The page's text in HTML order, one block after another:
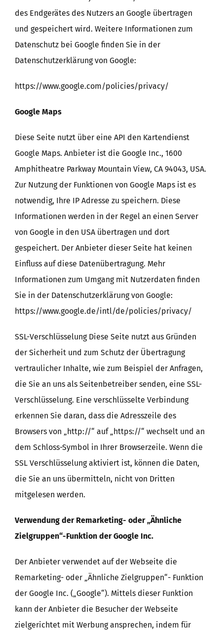
des Endgerätes des Nutzers an Google übertragen
und gespeichert wird. Weitere Informationen zum
Datenschutz bei Google finden Sie in der
Datenschutzerklärung von Google:
https://www.google.com/policies/privacy/
Google Maps
Diese Seite nutzt über eine API den Kartendienst
Google Maps. Anbieter ist die Google Inc., 1600
Amphitheatre Parkway Mountain View, CA 94043, USA.
Zur Nutzung der Funktionen von Google Maps ist es
notwendig, Ihre IP Adresse zu speichern. Diese
Informationen werden in der Regel an einen Server
von Google in den USA übertragen und dort
gespeichert. Der Anbieter dieser Seite hat keinen
Einfluss auf diese Datenübertragung. Mehr
Informationen zum Umgang mit Nutzerdaten finden
Sie in der Datenschutzerklärung von Google:
https://www.google.de/intl/de/policies/privacy/
SSL-Verschlüsselung Diese Seite nutzt aus Gründen
der Sicherheit und zum Schutz der Übertragung
vertraulicher Inhalte, wie zum Beispiel der Anfragen,
die Sie an uns als Seitenbetreiber senden, eine SSL-
Verschlüsselung. Eine verschlüsselte Verbindung
erkennen Sie daran, dass die Adresszeile des
Browsers von „http://“ auf „https://“ wechselt und an
dem Schloss-Symbol in Ihrer Browserzeile. Wenn die
SSL Verschlüsselung aktiviert ist, können die Daten,
die Sie an uns übermitteln, nicht von Dritten
mitgelesen werden.
Verwendung der Remarketing- oder „Ähnliche
Zielgruppen“-Funktion der Google Inc.
Der Anbieter verwendet auf der Webseite die
Remarketing- oder „Ähnliche Zielgruppen“- Funktion
der Google Inc. („Google“). Mittels dieser Funktion
kann der Anbieter die Besucher der Webseite
zielgerichtet mit Werbung ansprechen, indem für